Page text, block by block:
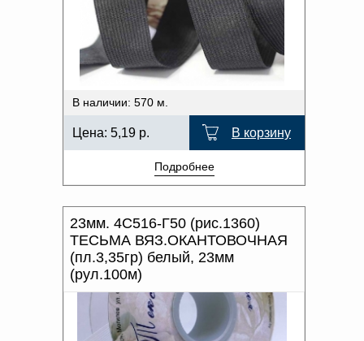
В наличии: 570 м.
Цена: 5,19 р. В корзину
Подробнее
23мм. 4С516-Г50 (рис.1360)
ТЕСЬМА ВЯЗ.ОКАНТОВОЧНАЯ
(пл.3,35гр) белый, 23мм
(рул.100м)